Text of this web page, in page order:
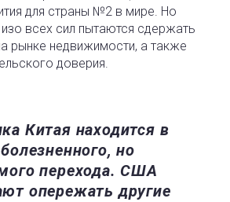
для страны №2 в мире. Но
изо всех сил пытаются сдержать
рынке недвижимости, а также
доверия.
Китая находится в
но
перехода. США
опережать другие